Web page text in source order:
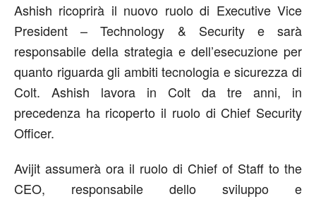
Ashish ricoprirà il nuovo ruolo di Executive Vice
President – Technology & Security e sarà
responsabile della strategia e dell’esecuzione per
quanto riguarda gli ambiti tecnologia e sicurezza di
Colt. Ashish lavora in Colt da tre anni, in
precedenza ha ricoperto il ruolo di Chief Security
Officer.
Avijit assumerà ora il ruolo di Chief of Staff to the
CEO, responsabile dello sviluppo e